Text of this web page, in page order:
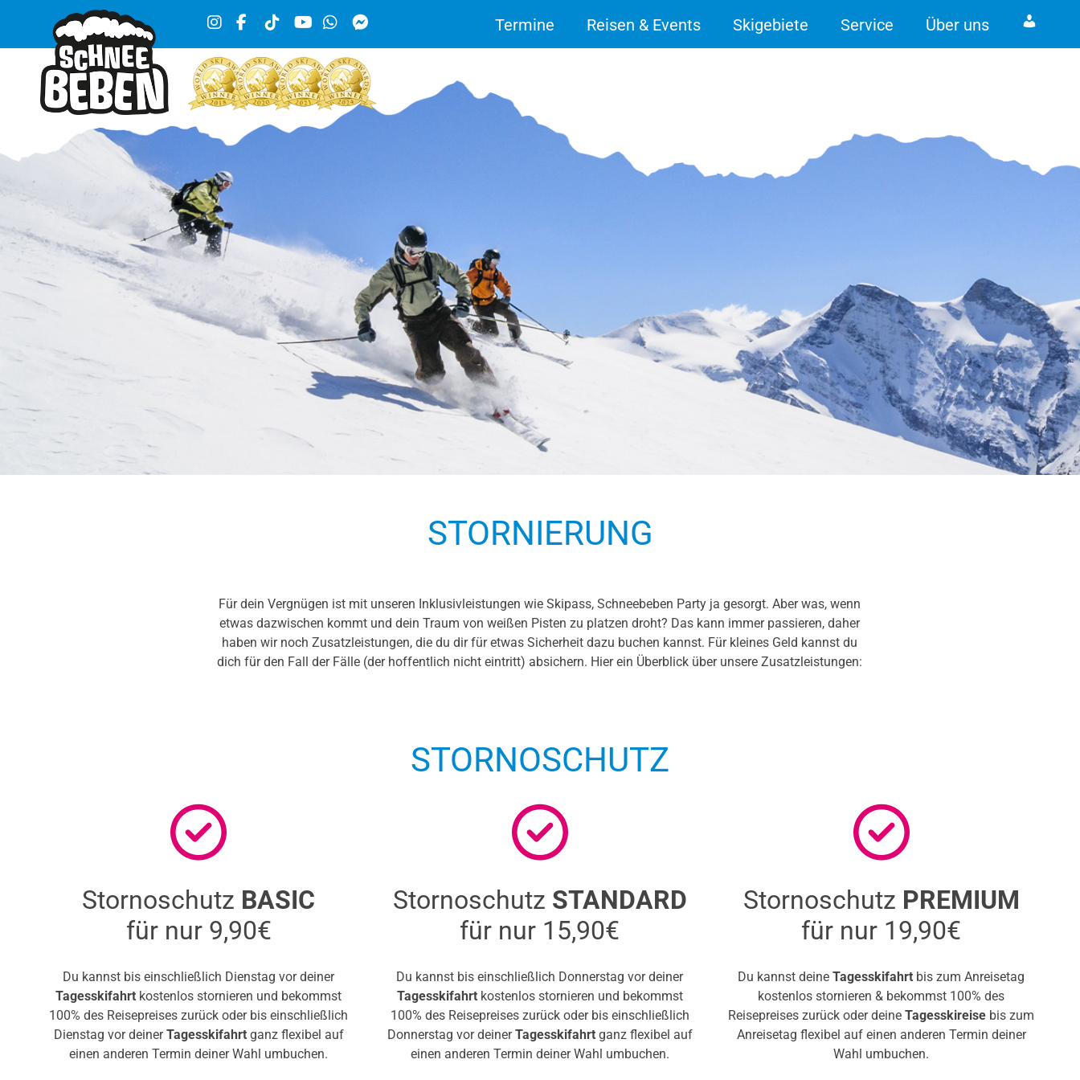
Termine Reisen & Events Skigebiete Service Über uns
STORNIERUNG
Für dein Vergnügen ist mit unseren Inklusivleistungen wie Skipass, Schneebeben Party ja gesorgt. Aber was, wenn
etwas dazwischen kommt und dein Traum von weißen Pisten zu platzen droht? Das kann immer passieren, daher
haben wir noch Zusatzleistungen, die du dir für etwas Sicherheit dazu buchen kannst. Für kleines Geld kannst du
dich für den Fall der Fälle (der hoffentlich nicht eintritt) absichern. Hier ein Überblick über unsere Zusatzleistungen:
STORNOSCHUTZ
Stornoschutz BASIC
für nur 9,90€
Du kannst bis einschließlich Dienstag vor deiner
Tagesskifahrt kostenlos stornieren und bekommst
100% des Reisepreises zurück oder bis einschließlich
Dienstag vor deinerTagesskifahrtganz flexibel auf
einen anderen Termin deiner Wahl umbuchen.
Stornoschutz STANDARD
für nur 15,90€
Du kannst bis einschließlich Donnerstag vor deiner
Tagesskifahrtkostenlos stornieren und bekommst
100% des Reisepreises zurück oder bis einschließlich
Donnerstag vor deinerTagesskifahrtganz flexibel auf
einen anderen Termin deiner Wahl umbuchen.
Stornoschutz PREMIUM
für nur 19,90€
Du kannst deineTagesskifahrt bis zum Anreisetag
kostenlos stornieren & bekommst 100% des
Reisepreises zurück oder deineTagesskireise bis zum
Anreisetag flexibel auf einen anderen Termin deiner
Wahl umbuchen.